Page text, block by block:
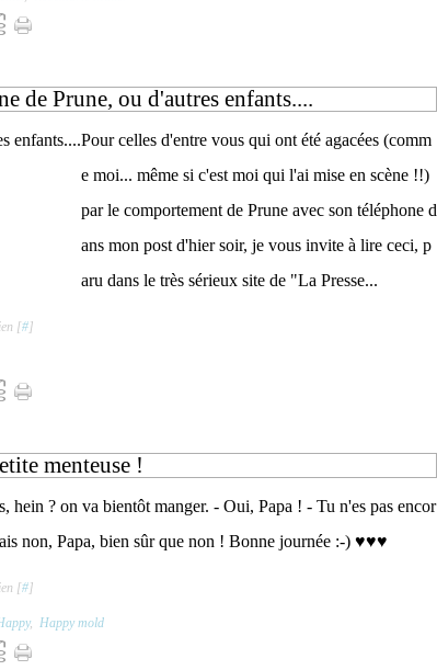
de Prune, ou d'autres enfants....
Pour celles d'entre vous qui ont été agacées (comm
e moi... même si c'est moi qui l'ai mise en scène !!)
par le comportement de Prune avec son téléphone d
ans mon post d'hier soir, je vous invite à lire ceci, p
aru dans le très sérieux site de "La Presse...
[#]
menteuse !
hein ? on va bientôt manger. - Oui, Papa ! - Tu n'es pas encor
non, Papa, bien sûr que non ! Bonne journée :-) ♥♥♥
[#]
, Happy mold